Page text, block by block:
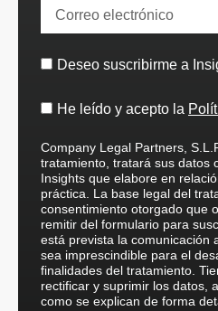
Deseo suscribirme a
He leído y acepto la
Company Legal Partners,
tratamiento, tratará sus datos
Insights que elabore en
práctica. La base legal del
consentimiento otorgado que
remitir del formulario para
está prevista la comunicación
sea imprescindible para el
finalidades del tratamiento.
rectificar y suprimir los datos,
como se explican de forma